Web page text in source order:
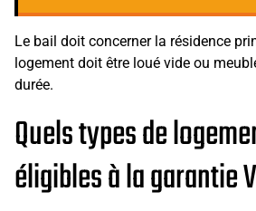
Le bail doit concerner la résidence
logement doit être loué vide ou
durée.
Quels types de
éligibles à la garantie